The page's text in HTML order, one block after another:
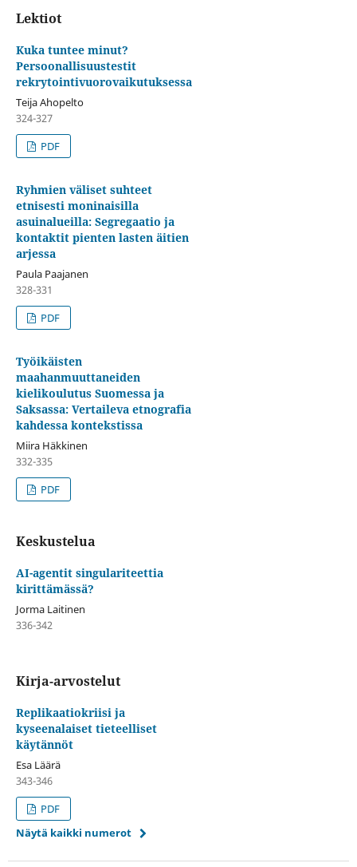
Lektiot
Kuka tuntee minut?
Persoonallisuustestit
rekrytointivuorovaikutuksessa
Teija Ahopelto
324-327
PDF
Ryhmien väliset suhteet
etnisesti moninaisilla
asuinalueilla: Segregaatio ja
kontaktit pienten lasten äitien
arjessa
Paula Paajanen
328-331
PDF
Työikäisten
maahanmuuttaneiden
kielikoulutus Suomessa ja
Saksassa: Vertaileva etnografia
kahdessa kontekstissa
Miira Häkkinen
332-335
PDF
Keskustelua
AI-agentit singulariteettia
kirittämässä?
Jorma Laitinen
336-342
Kirja-arvostelut
Replikaatiokriisi ja
kyseenalaiset tieteelliset
käytännöt
Esa Läärä
343-346
PDF
Näytä kaikki numerot